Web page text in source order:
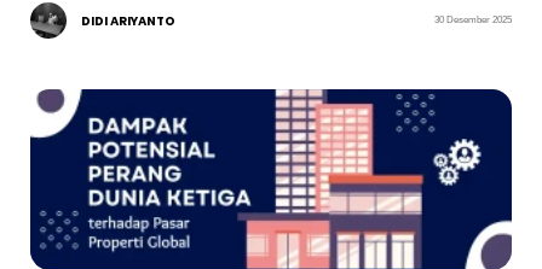
DIDI ARIYANTO 30 Desember 2025